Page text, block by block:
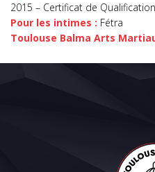
2015 – Certificat de
Pour les intimes : Fétra
Toulouse Balma Arts